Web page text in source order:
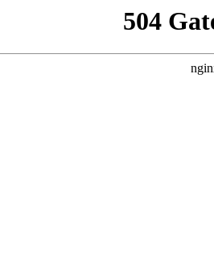
504